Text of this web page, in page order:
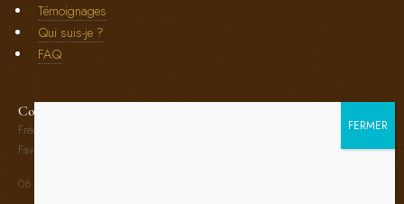
Témoignages
Qui suis-je ?
FAQ
Contact
Frédéric Aubourg
Faverges - Haute Savoie (74)
06 80 33 89 36